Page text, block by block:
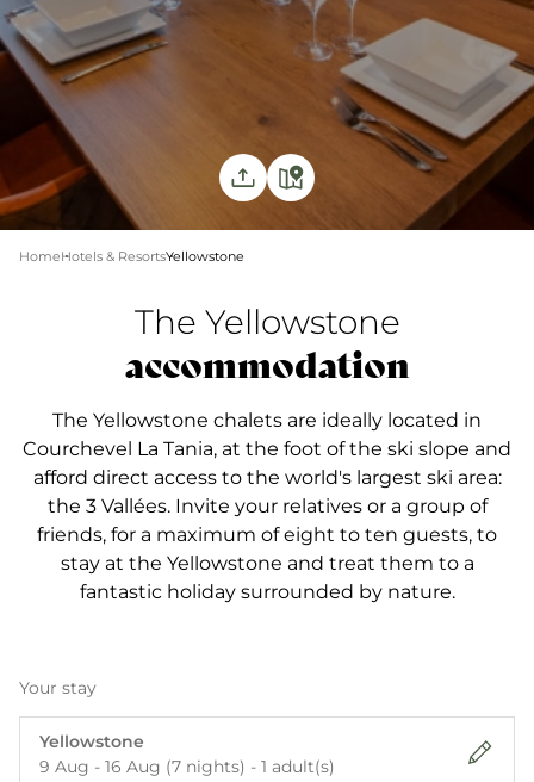
HomeHotels & ResortsYellowstone
The Yellowstone
accommodation
The Yellowstone chalets are ideally located in
Courchevel La Tania, at the foot of the ski slope and
afford direct access to the world's largest ski area:
the 3 Vallées. Invite your relatives or a group of
friends, for a maximum of eight to ten guests, to
stay at the Yellowstone and treat them to a
fantastic holiday surrounded by nature.
Your stay
Yellowstone
9 Aug - 16 Aug (7 nights) - 1 adult(s)